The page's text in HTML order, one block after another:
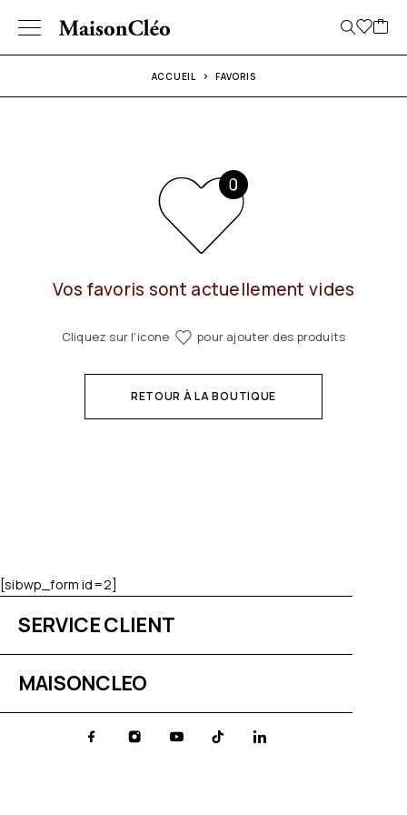
ACCUEIL FAVORIS
Vos favoris sont actuellement vides
Cliquez sur l'icone pour ajouter des produits
RETOUR À LA BOUTIQUE
[sibwp_form id=2]
SERVICE CLIENT
MAISONCLEO